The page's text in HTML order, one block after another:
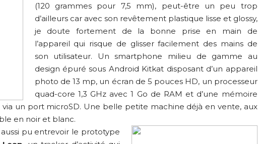
(120 grammes pour 7,5 mm), peut-être un peu trop
d’ailleurs car avec son revêtement plastique lisse et glossy,
je doute fortement de la bonne prise en main de
l’appareil qui risque de glisser facilement des mains de
son utilisateur. Un smartphone milieu de gamme au
design épuré sous Android Kitkat disposant d’un appareil
photo de 13 mp, un écran de 5 pouces HD, un processeur
quad-core 1,3 GHz avec 1 Go de RAM et d’une mémoire
un port microSD. Une belle petite machine déjà en vente, aux
en noir et blanc.
pu entrevoir le prototype